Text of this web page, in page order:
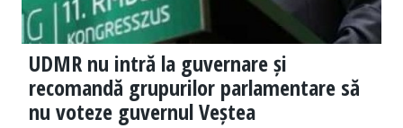
UDMR nu intră la guvernare și
recomandă grupurilor parlamentare să
nu voteze guvernul Veștea